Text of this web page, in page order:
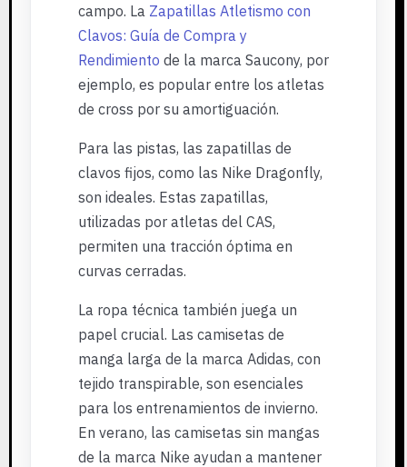
campo. La Zapatillas Atletismo con
Clavos: Guía de Compra y
Rendimiento de la marca Saucony, por
ejemplo, es popular entre los atletas
de cross por su amortiguación.
Para las pistas, las zapatillas de
clavos fijos, como las Nike Dragonfly,
son ideales. Estas zapatillas,
utilizadas por atletas del CAS,
permiten una tracción óptima en
curvas cerradas.
La ropa técnica también juega un
papel crucial. Las camisetas de
manga larga de la marca Adidas, con
tejido transpirable, son esenciales
para los entrenamientos de invierno.
En verano, las camisetas sin mangas
de la marca Nike ayudan a mantener